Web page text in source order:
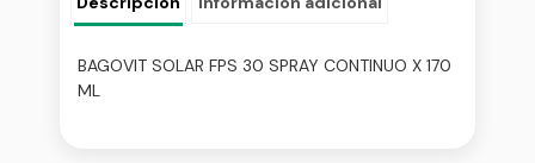
BAGOVIT SOLAR FPS 30 SPRAY CONTINUO X 170
ML